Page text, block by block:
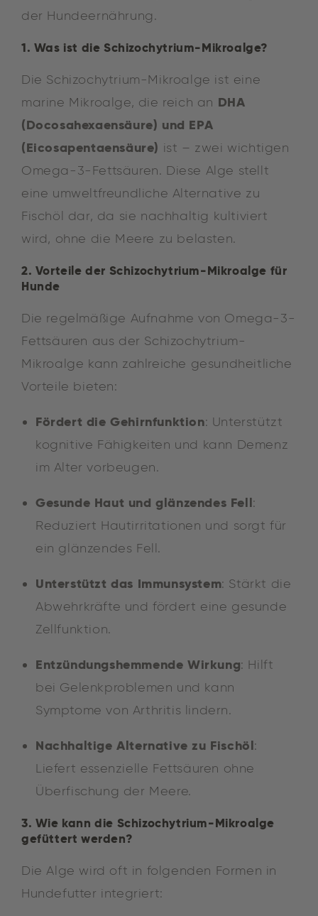
der Hundeernährung.
1. Was ist die Schizochytrium-Mikroalge?
Die Schizochytrium-Mikroalge ist eine
marine Mikroalge, die reich an DHA
(Docosahexaensäure) und EPA
(Eicosapentaensäure) ist – zwei wichtigen
Omega-3-Fettsäuren. Diese Alge stellt
eine umweltfreundliche Alternative zu
Fischöl dar, da sie nachhaltig kultiviert
wird, ohne die Meere zu belasten.
2. Vorteile der Schizochytrium-Mikroalge für
Hunde
Die regelmäßige Aufnahme von Omega-3-
Fettsäuren aus der Schizochytrium-
Mikroalge kann zahlreiche gesundheitliche
Vorteile bieten:
Fördert die Gehirnfunktion: Unterstützt
kognitive Fähigkeiten und kann Demenz
im Alter vorbeugen.
Gesunde Haut und glänzendes Fell:
Reduziert Hautirritationen und sorgt für
ein glänzendes Fell.
Unterstützt das Immunsystem: Stärkt die
Abwehrkräfte und fördert eine gesunde
Zellfunktion.
Entzündungshemmende Wirkung: Hilft
bei Gelenkproblemen und kann
Symptome von Arthritis lindern.
Nachhaltige Alternative zu Fischöl:
Liefert essenzielle Fettsäuren ohne
Überfischung der Meere.
3. Wie kann die Schizochytrium-Mikroalge
gefüttert werden?
Die Alge wird oft in folgenden Formen in
Hundefutter integriert: